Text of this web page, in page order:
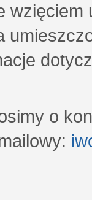
wzięciem
o